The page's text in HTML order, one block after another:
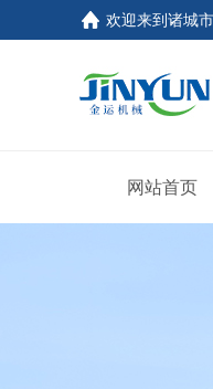
欢迎来到诸城
网站首页